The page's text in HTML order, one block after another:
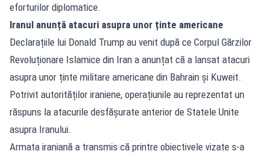
eforturilor diplomatice.
Iranul anunță atacuri asupra unor ținte americane
Declarațiile lui Donald Trump au venit după ce Corpul Gărzilor
Revoluționare Islamice din Iran a anunțat că a lansat atacuri
asupra unor ținte militare americane din Bahrain și Kuweit.
Potrivit autorităților iraniene, operațiunile au reprezentat un
răspuns la atacurile desfășurate anterior de Statele Unite
asupra Iranului.
Armata iraniană a transmis că printre obiectivele vizate s-a